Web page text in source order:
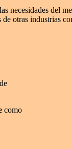
necesidades del
otras industrias
como